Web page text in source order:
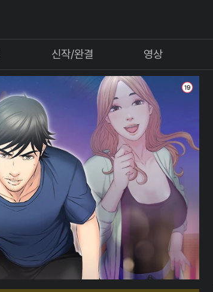
신작/완결 영상